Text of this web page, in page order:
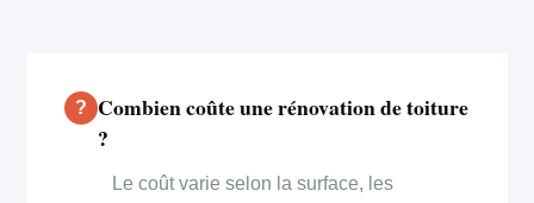
Combien coûte une rénovation de toiture
?
Le coût varie selon la surface, les